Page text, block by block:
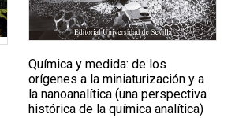
Química y medida: de los
orígenes a la miniaturización y a
la nanoanalítica (una perspectiva
histórica de la química analítica)